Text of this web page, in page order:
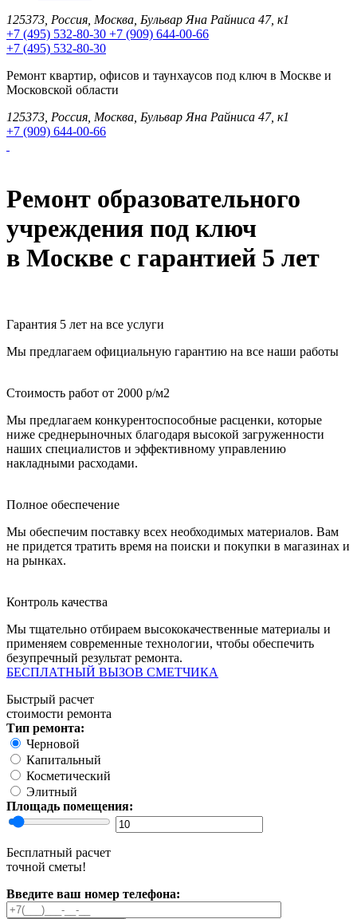
125373, Россия, Москва, Бульвар Яна Райниса 47, к1
+7 (495) 532-80-30 +7 (909) 644-00-66
+7 (495) 532-80-30
Ремонт квартир, офисов и таунхаусов под ключ в Москве и
Московской области
125373, Россия, Москва, Бульвар Яна Райниса 47, к1
+7 (909) 644-00-66
Ремонт образовательного
учреждения под ключ
в Москве с гарантией 5 лет
Гарантия 5 лет на все услуги
Мы предлагаем официальную гарантию на все наши работы
Стоимость работ от 2000 р/м2
Мы предлагаем конкурентоспособные расценки, которые
ниже среднерыночных благодаря высокой загруженности
наших специалистов и эффективному управлению
накладными расходами.
Полное обеспечение
Мы обеспечим поставку всех необходимых материалов. Вам
не придется тратить время на поиски и покупки в магазинах и
на рынках.
Контроль качества
Мы тщательно отбираем высококачественные материалы и
применяем современные технологии, чтобы обеспечить
безупречный результат ремонта.
БЕСПЛАТНЫЙ ВЫЗОВ СМЕТЧИКА
Быстрый расчет
стоимости ремонта
Тип ремонта:
Черновой
Капитальный
Косметический
Элитный
Площадь помещения:
Бесплатный расчет
точной сметы!
Введите ваш номер телефона: